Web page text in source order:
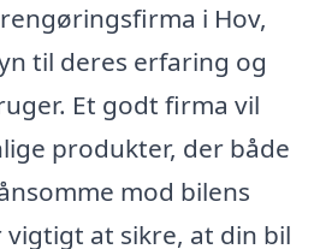
i Hov,
til deres erfaring og
Et godt firma vil
produkter, der både
mod bilens
at sikre, at din bil